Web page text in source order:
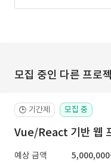
모집 중인 다른 프로
🕒 기간제 모집 중
Vue/React 기반 웹
예상 금액
5,000,000